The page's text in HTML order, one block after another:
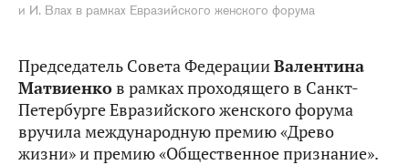
и И. Влах в рамках Евразийского женского форума
Председатель Совета ФедерацииВалентина
Матвиенков рамках проходящего в Санкт-
Петербурге Евразийского женского форума
вручила международную премию «Древо
жизни» и премию «Общественное признание».